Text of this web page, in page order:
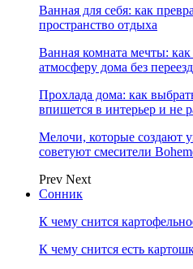
Ванная для себя: как
пространство отдыха
Ванная комната мечты:
атмосферу дома без
Прохлада дома: как
впишется в интерьер и не
Мелочи, которые создают
советуют смесители
Prev Next
Сонник
К чему снится
К чему снится есть